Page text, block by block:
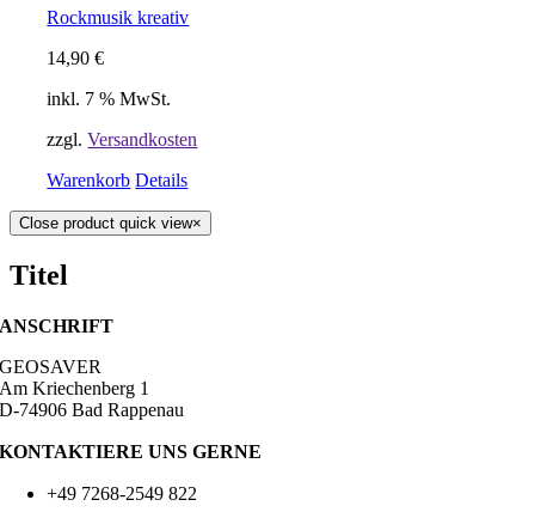
Rockmusik kreativ
14,90€
inkl. 7 % MwSt.
zzgl.Versandkosten
Warenkorb Details
Close product quick view×
Titel
ANSCHRIFT
GEOSAVER
Am Kriechenberg 1
D-74906 Bad Rappenau
KONTAKTIERE UNS GERNE
+49 7268-2549 822